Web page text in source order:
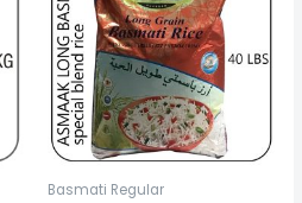
Basmati Regular